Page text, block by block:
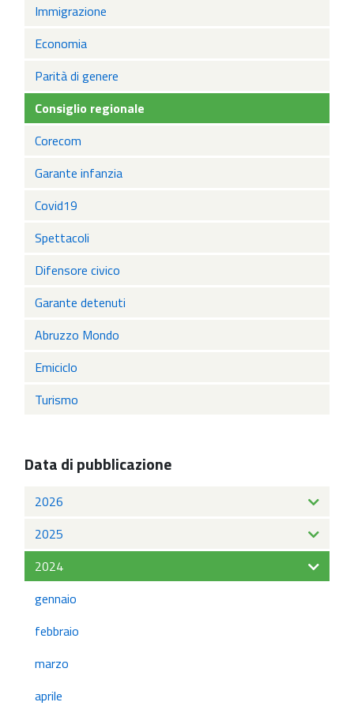
Immigrazione
Economia
Parità di genere
Consiglio regionale
Corecom
Garante infanzia
Covid19
Spettacoli
Difensore civico
Garante detenuti
Abruzzo Mondo
Emiciclo
Turismo
Data di pubblicazione
2026
2025
2024
gennaio
febbraio
marzo
aprile